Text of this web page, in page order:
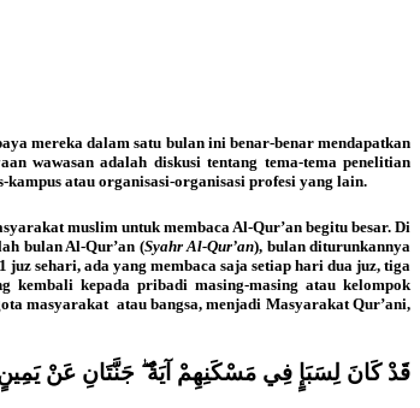
mereka dalam satu bulan ini benar-benar mendapatkan
wawasan adalah diskusi tentang tema-tema penelitian
atau organisasi-organisasi profesi yang lain.
muslim untuk membaca Al-Qur’an begitu besar. Di
bulan Al-Qur’an (Syahr Al-Qur’an), bulan diturunkannya
sehari, ada yang membaca saja setiap hari dua juz, tiga
kembali kepada pribadi masing-masing atau kelompok
masyarakat atau bangsa, menjadi Masyarakat Qur’ani,
قَدْ كَانَ لِسَبَإٍ فِي مَسْكَنِهِمْ آيَةٌ ۖ جَنَّتَانِ عَنْ